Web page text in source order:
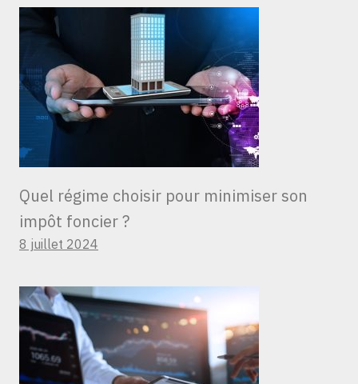
Quel régime choisir pour minimiser son
impôt foncier ?
8 juillet 2024